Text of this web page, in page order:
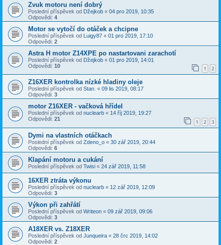
Zvuk motoru není dobrý
Poslední příspěvek od Džejkob « 04 pro 2019, 10:35
Odpovědi: 4
Motor se vytočí do otáček a chcipne
Poslední příspěvek od Luigy87 « 01 pro 2019, 17:10
Odpovědi: 2
Astra H motor Z14XPE po nastartovani zarachotí
Poslední příspěvek od Džejkob « 01 pro 2019, 14:01
Odpovědi: 10 1 2
Z16XER kontrolka nízké hladiny oleje
Poslední příspěvek od Stan. « 09 lis 2019, 08:17
Odpovědi: 3
motor Z16XER - vačková hřídel
Poslední příspěvek od nuclearb « 14 říj 2019, 19:27
Odpovědi: 21 1 2 3
Dymi na vlastních otáčkach
Poslední příspěvek od Zdeno_o « 30 zář 2019, 20:44
Odpovědi: 6
Klapání motoru a cukání
Poslední příspěvek od Twisi « 24 zář 2019, 11:58
16XER ztráta výkonu
Poslední příspěvek od nuclearb « 12 zář 2019, 12:09
Odpovědi: 3
Výkon při zahřátí
Poslední příspěvek od Writeon « 09 zář 2019, 09:06
Odpovědi: 3
A18XER vs. Z18XER
Poslední příspěvek od Junqueira « 28 črc 2019, 14:02
Odpovědi: 2